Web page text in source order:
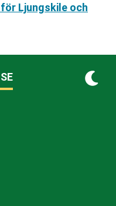
Ljungskile och